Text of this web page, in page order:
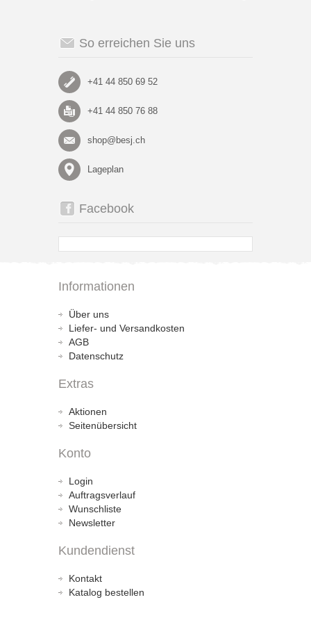
So erreichen Sie uns
+41 44 850 69 52
+41 44 850 76 88
shop@besj.ch
Lageplan
Facebook
Informationen
Über uns
Liefer- und Versandkosten
AGB
Datenschutz
Extras
Aktionen
Seitenübersicht
Konto
Login
Auftragsverlauf
Wunschliste
Newsletter
Kundendienst
Kontakt
Katalog bestellen